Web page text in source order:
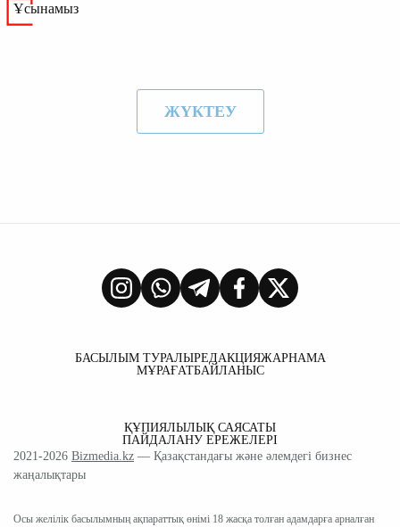
Ұсынамыз
ЖҮКТЕУ
БАСЫЛЫМ ТУРАЛЫРЕДАКЦИЯЖАРНАМА
МҰРАҒАТБАЙЛАНЫС
ҚҰПИЯЛЫЛЫҚ САЯСАТЫ
ПАЙДАЛАНУ ЕРЕЖЕЛЕРІ
2021-2026 Bizmedia.kz — Қазақстандағы және әлемдегі бизнес
жаңалықтары
Осы желілік басылымның ақпараттық өнімі 18 жасқа толған адамдарға арналған